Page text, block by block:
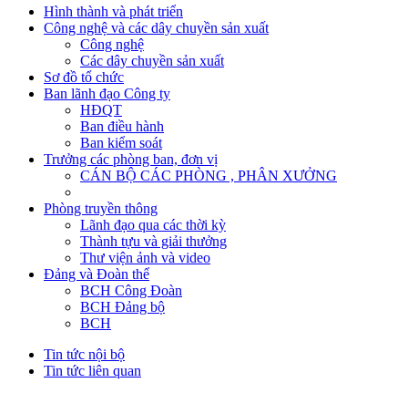
Hình thành và phát triển
Công nghệ và các dây chuyền sản xuất
Công nghệ
Các dây chuyền sản xuất
Sơ đồ tổ chức
Ban lãnh đạo Công ty
HĐQT
Ban điều hành
Ban kiểm soát
Trưởng các phòng ban, đơn vị
CÁN BỘ CÁC PHÒNG , PHÂN XƯỞNG
Phòng truyền thông
Lãnh đạo qua các thời kỳ
Thành tựu và giải thưởng
Thư viện ảnh và video
Đảng và Đoàn thể
BCH Công Đoàn
BCH Đảng bộ
BCH
Tin tức nội bộ
Tin tức liên quan